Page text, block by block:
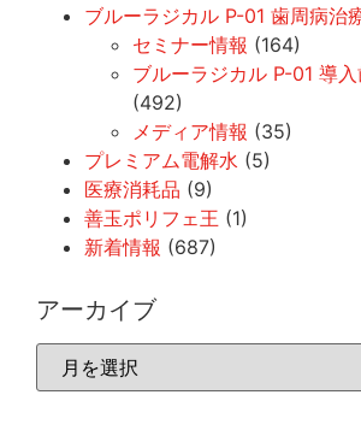
ブルーラジカル P-01 歯周病治
セミナー情報 (164)
ブルーラジカル P-01 導
(492)
メディア情報 (35)
プレミアム電解水 (5)
医療消耗品 (9)
善玉ポリフェ王 (1)
新着情報 (687)
アーカイブ